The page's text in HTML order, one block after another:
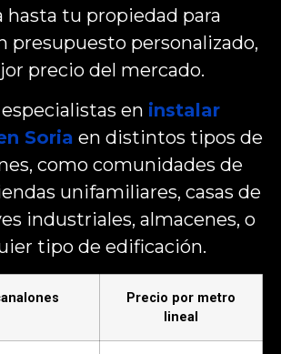
hasta tu propiedad para
presupuesto personalizado,
precio del mercado.
en instalar
Soria en distintos tipos de
como comunidades de
unifamiliares, casas de
industriales, almacenes, o
tipo de edificación.
Precio por metro
lineal